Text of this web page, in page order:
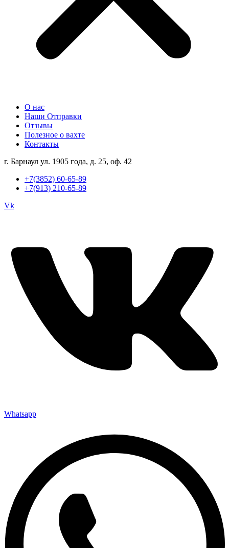
О нас
Наши Отправки
Отзывы
Полезное о вахте
Контакты
г. Барнаул ул. 1905 года, д. 25, оф. 42
+7(3852) 60-65-89
+7(913) 210-65-89
Vk
Whatsapp